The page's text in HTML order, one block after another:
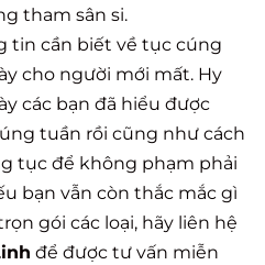
tham sân si.
tin cần biết về tục cúng
cho người mới mất. Hy
các bạn đã hiểu được
tuần rồi cũng như cách
tục để không phạm phải
bạn vẫn còn thắc mắc gì
gói các loại, hãy liên hệ
để được tư vấn miễn